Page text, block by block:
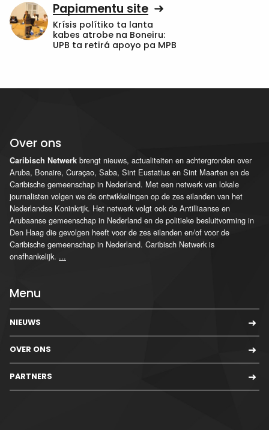
Papiamentu site
Krísis polítiko ta lanta
kabes atrobe na Boneiru:
UPB ta retirá apoyo pa MPB
Over ons
Caribisch Netwerk brengt nieuws, actualiteiten en achtergronden over
Aruba, Bonaire, Curaçao, Saba, Sint Eustatius en Sint Maarten en de
Caribische gemeenschap in Nederland. Met een netwerk van lokale
journalisten volgen we de ontwikkelingen op de zes eilanden van het
Nederlandse Koninkrijk. Het netwerk volgt ook de Antilliaanse en
Arubaanse gemeenschap in Nederland en de politieke besluitvorming in
Den Haag die gevolgen heeft voor de zes eilanden en/of voor de
Caribische gemeenschap in Nederland. Caribisch Netwerk is
onafhankelijk. ...
Menu
NIEUWS
OVER ONS
PARTNERS